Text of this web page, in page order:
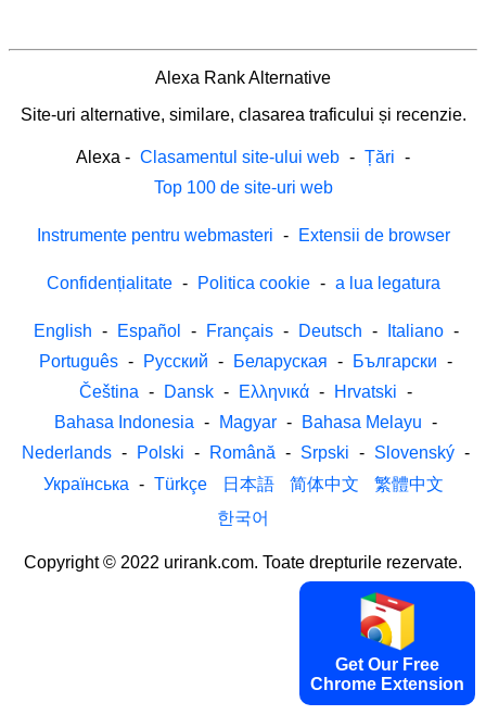
Alexa Rank Alternative
Site-uri alternative, similare, clasarea traficului și recenzie.
Alexa - Clasamentul site-ului web - Țări -
Top 100 de site-uri web
Instrumente pentru webmasteri - Extensii de browser
Confidențialitate - Politica cookie - a lua legatura
English - Español - Français - Deutsch - Italiano -
Português - Русский - Беларуская - Български -
Čeština - Dansk - Ελληνικά - Hrvatski -
Bahasa Indonesia - Magyar - Bahasa Melayu -
Nederlands - Polski - Română - Srpski - Slovenský -
Українська - Türkçe 日本語 简体中文
繁體中文
한국어
Copyright © 2022 urirank.com. Toate drepturile rezervate.
Get Our Free
Chrome Extension